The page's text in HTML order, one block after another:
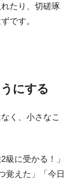
たり、切磋琢
です。
にする
く、小さなこ
に受かる！」
覚えた」「今日